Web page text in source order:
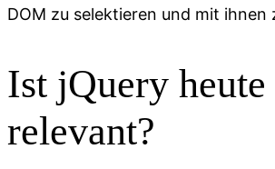
DOM zu selektieren und mit ihnen
Ist jQuery
relevant?